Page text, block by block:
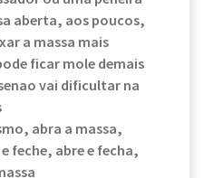
aberta, aos poucos,
a massa mais
ficar mole demais
vai dificultar na
abra a massa,
feche, abre e fecha,